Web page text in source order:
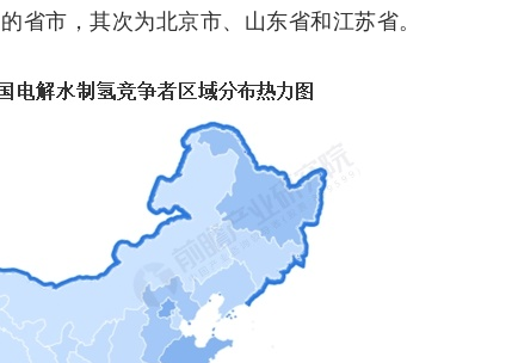
省市，其次为北京市、山东省和江苏省。